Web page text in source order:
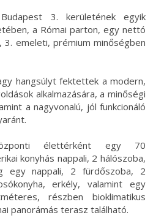
3. kerületének egyik
a Római parton, egy nettó
emeleti, prémium minőségben
hangsúlyt fektettek a modern,
alkalmazására, a minőségi
a nagyvonalú, jól funkcionáló
élettérként egy 70
konyhás nappali, 2 hálószoba,
egy nappali, 2 fürdőszoba, 2
erkély, valamint egy
részben bioklimatikus
panorámás terasz található.